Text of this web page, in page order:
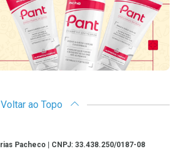
Voltar ao Topo
Pacheco | CNPJ: 33.438.250/0187-08